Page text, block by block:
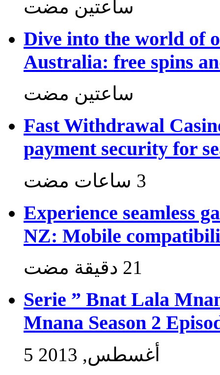
‏ساعتين مضت
Dive into the world of
Australia: free spins
‏ساعتين مضت
Fast Withdrawal
payment security for
Experience seamless
NZ: Mobile
Serie ” Bnat Lala
Mnana Season 2
5 أغسطس, 2013